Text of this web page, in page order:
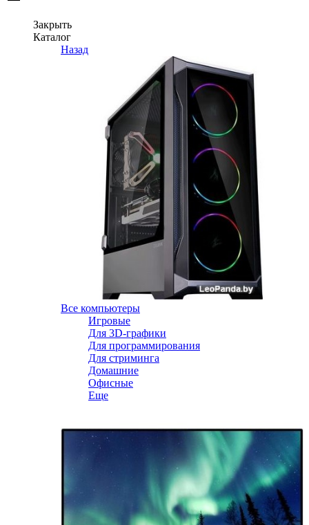
Закрыть
Каталог
Назад
Все компьютеры
Игровые
Для 3D-графики
Для программирования
Для стриминга
Домашние
Офисные
Еще